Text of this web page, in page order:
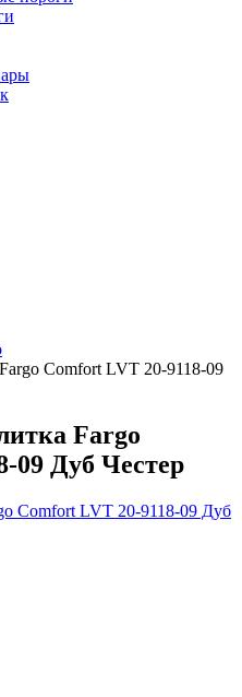
Comfort LVT 20-9118-09
Fargo
09 Дуб Честер